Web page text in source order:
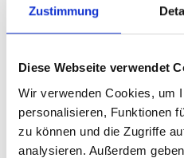
Zustimmung
Diese Webseite verwendet
Wir verwenden Cookies, um
personalisieren, Funktionen
zu können und die Zugriffe
analysieren. Außerdem
Sofort verfügbar,